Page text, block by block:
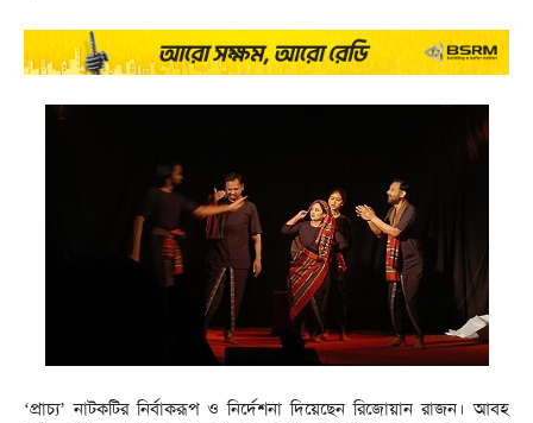
‘প্রাচ্য’ নাটকটির নির্বাকরূপ ও নির্দেশনা দিয়েছেন রিজোয়ান রাজন। আবহ